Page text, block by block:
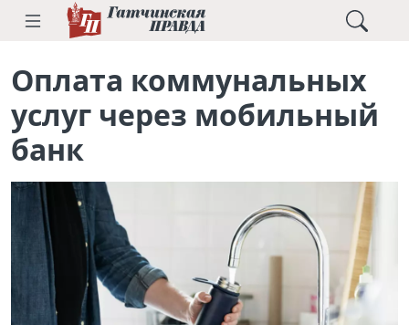
Оплата коммунальных
услуг через мобильный
банк